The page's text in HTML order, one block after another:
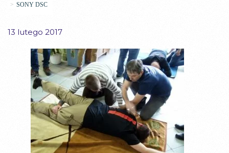
> SONY DSC
13 lutego 2017